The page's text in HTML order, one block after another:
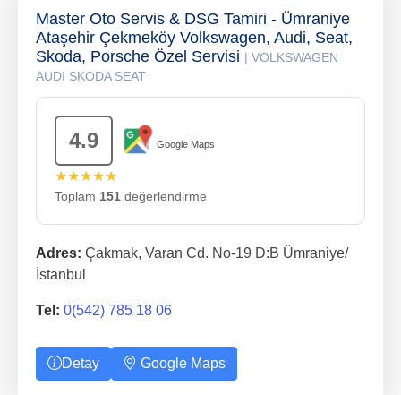
Master Oto Servis & DSG Tamiri - Ümraniye
Ataşehir Çekmeköy Volkswagen, Audi, Seat,
Skoda, Porsche Özel Servisi | VOLKSWAGEN
AUDI SKODA SEAT
4.9 Google Maps
★★★★★
Toplam 151 değerlendirme
Adres: Çakmak, Varan Cd. No-19 D:B Ümraniye/
İstanbul
Tel: 0(542) 785 18 06
Detay Google Maps